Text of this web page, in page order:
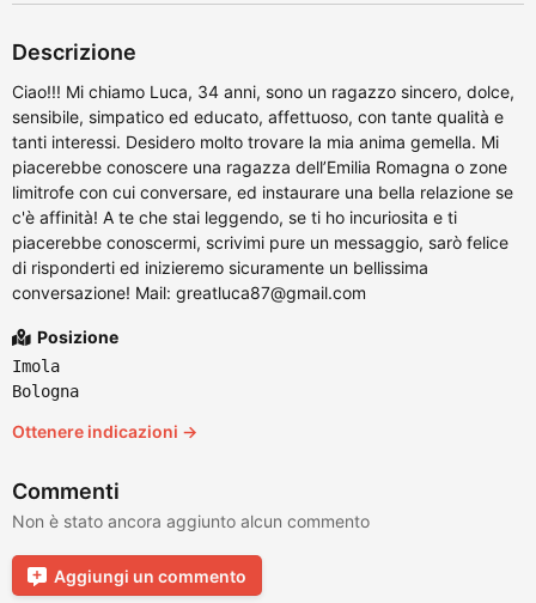
Descrizione
Ciao!!! Mi chiamo Luca, 34 anni, sono un ragazzo sincero, dolce,
sensibile, simpatico ed educato, affettuoso, con tante qualità e
tanti interessi. Desidero molto trovare la mia anima gemella. Mi
piacerebbe conoscere una ragazza dell’Emilia Romagna o zone
limitrofe con cui conversare, ed instaurare una bella relazione se
c'è affinità! A te che stai leggendo, se ti ho incuriosita e ti
piacerebbe conoscermi, scrivimi pure un messaggio, sarò felice
di risponderti ed inizieremo sicuramente un bellissima
conversazione! Mail: greatluca87@gmail.com
Posizione
Imola
Bologna
Ottenere indicazioni →
Commenti
Non è stato ancora aggiunto alcun commento
Aggiungi un commento